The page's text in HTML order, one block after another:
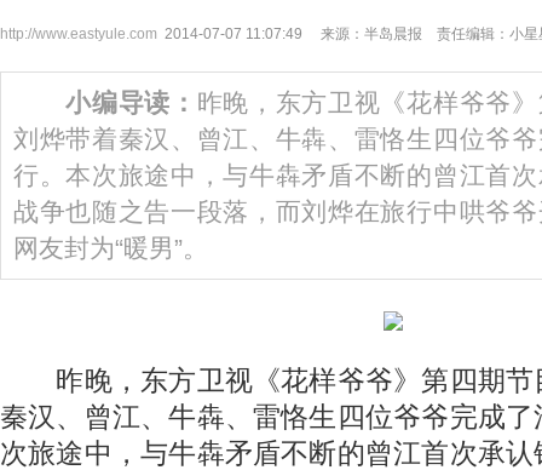
http://www.eastyule.com 2014-07-07 11:07:49 来源：半岛晨报 责任编辑：小星
小编导读： 昨晚，东方卫视《花样爷爷
刘烨带着秦汉、曾江、牛犇、雷恪生四位爷
行。本次旅途中，与牛犇矛盾不断的曾江首
战争也随之告一段落，而刘烨在旅行中哄爷
网友封为“暖男”。
昨晚，东方卫视《花样爷爷》第四期节
秦汉、曾江、牛犇、雷恪生四位爷爷完成
次旅途中，与牛犇矛盾不断的曾江首次承